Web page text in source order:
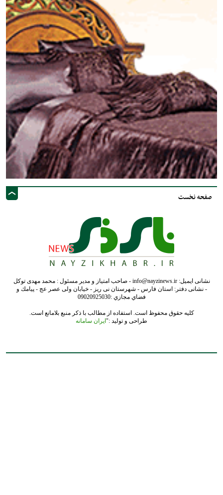
صفحه نخست
نشانی ایمیل: info@nayzinews.ir - صاحب امتیاز و مدیر مسئول : محمد مهدی توکل
- نشانی دفتر: استان فارس - شهرستان نی ریز - خیابان ولی عصر عج - پيامك و
فضاي مجازي :09020925030
کلیه حقوق محفوظ است. استفاده از مطالب با ذکر منبع بلامانع است.
طراحی و تولید :"ایران سامانه